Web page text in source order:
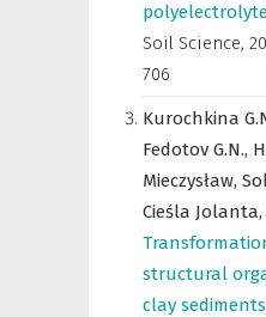
Soil Science,
706
Kurochkina
Fedotov G.N.,
Mieczysław,
Cieśla Jolanta,
structural
clay